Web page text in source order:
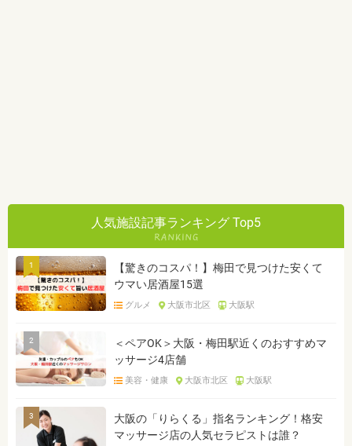
人気施設記事ランキング Top5
1
【驚きのコスパ！】梅田で見つけた安くて
ウマい居酒屋15選
グルメ 大阪市北区 大阪駅
2
＜ペアOK＞大阪・梅田駅近くのおすすめマ
ッサージ4店舗
美容・健康 大阪市北区 大阪駅
3
大阪の「りらくる」指名ランキング！格安
マッサージ店の人気セラピストは誰？